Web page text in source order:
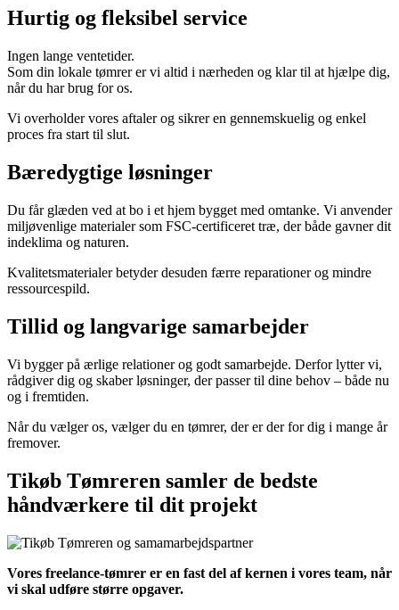
Hurtig og fleksibel service
Ingen lange ventetider.
Som din lokale tømrer er vi altid i nærheden og klar til at hjælpe dig,
når du har brug for os.
Vi overholder vores aftaler og sikrer en gennemskuelig og enkel
proces fra start til slut.
Bæredygtige løsninger
Du får glæden ved at bo i et hjem bygget med omtanke. Vi anvender
miljøvenlige materialer som FSC-certificeret træ, der både gavner dit
indeklima og naturen.
Kvalitetsmaterialer betyder desuden færre reparationer og mindre
ressourcespild.
Tillid og langvarige samarbejder
Vi bygger på ærlige relationer og godt samarbejde. Derfor lytter vi,
rådgiver dig og skaber løsninger, der passer til dine behov – både nu
og i fremtiden.
Når du vælger os, vælger du en tømrer, der er der for dig i mange år
fremover.
Tikøb Tømreren samler de bedste
håndværkere til dit projekt
Vores freelance-tømrer er en fast del af kernen i vores team, når
vi skal udføre større opgaver.